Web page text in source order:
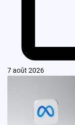
7 août 2026